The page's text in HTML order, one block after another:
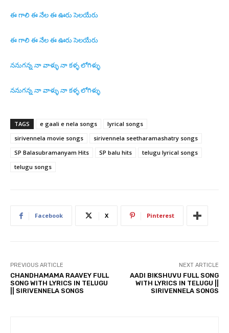
ఈ గాలి ఈ నేల ఈ ఊరు సెలయేరు
ఈ గాలి ఈ నేల ఈ ఊరు సెలయేరు
ననుగన్న నా వాళ్ళు నా కళ్ళ లోగిళ్ళు
ననుగన్న నా వాళ్ళు నా కళ్ళ లోగిళ్ళు
TAGS e gaali e nela songs
lyrical songs
sirivennela movie songs
sirivennela seetharamashatry songs
SP Balasubramanyam Hits
SP balu hits
telugu lyrical songs
telugu songs
Facebook X Pinterest
PREVIOUS ARTICLE
CHANDHAMAMA RAAVEY FULL
SONG WITH LYRICS IN TELUGU
|| SIRIVENNELA SONGS
NEXT ARTICLE
AADI BIKSHUVU FULL SONG
WITH LYRICS IN TELUGU ||
SIRIVENNELA SONGS